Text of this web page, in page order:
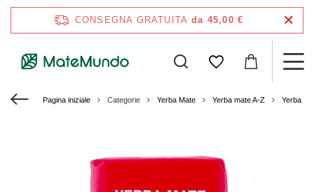
CONSEGNA GRATUITA da 45,00 €
Pagina iniziale Categorie Yerba Mate Yerba mate A-Z Yerba